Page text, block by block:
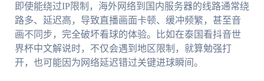
即使能绕过IP限制，海外网络到国内服务器的线路通常绕
路多、延迟高，导致直播画面卡顿、缓冲频繁，甚至音
画不同步，完全破坏看球的体验。比如在泰国看抖音世
界杯中文解说时，不仅会遇到地区限制，就算勉强打
开，也可能因为网络延迟错过关键进球瞬间。